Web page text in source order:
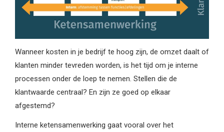
Wanneer kosten in je bedrijf te hoog zijn, de omzet daalt of
klanten minder tevreden worden, is het tijd om je interne
processen onder de loep te nemen. Stellen die de
klantwaarde centraal? En zijn ze goed op elkaar
afgestemd?
Interne ketensamenwerking gaat vooral over het